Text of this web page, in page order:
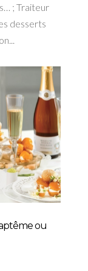
; Traiteur
desserts
ou